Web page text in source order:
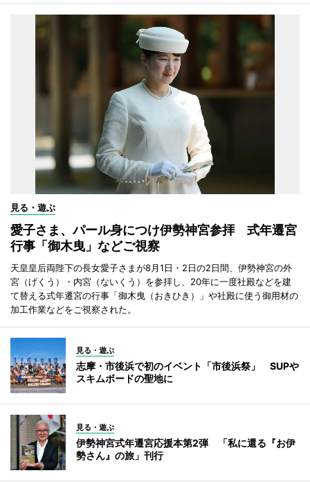
見る・遊ぶ
愛子さま、パール身につけ伊勢神宮参拝 式年遷宮
行事「御木曳」などご視察
天皇皇后両陛下の長女愛子さまが8月1日・2日の2日間、伊勢神宮の外
宮（げくう）・内宮（ないくう）を参拝し、20年に一度社殿などを建
て替える式年遷宮の行事「御木曳（おきひき）」や社殿に使う御用材の
加工作業などをご視察された。
見る・遊ぶ
志摩・市後浜で初のイベント「市後浜祭」 SUPや
スキムボードの聖地に
見る・遊ぶ
伊勢神宮式年遷宮応援本第2弾 「私に還る『お伊
勢さん』の旅」刊行